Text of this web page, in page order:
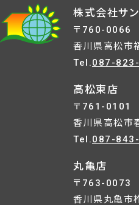
株式会社サン
〒760-0066
香川県高松
Tel.087-
高松東店
〒761-0101
香川県高松市
Tel.087-
丸亀店
〒763-0073
香川県丸亀市